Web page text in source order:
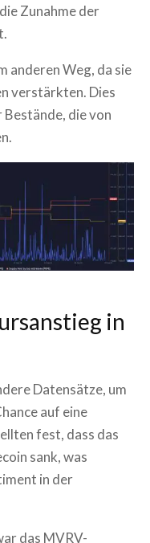
Zunahme der
anderen Weg, da sie
verstärkten. Dies
die von
in
Datensätze, um
auf eine
fest, dass das
sank, was
in der
das MVRV-